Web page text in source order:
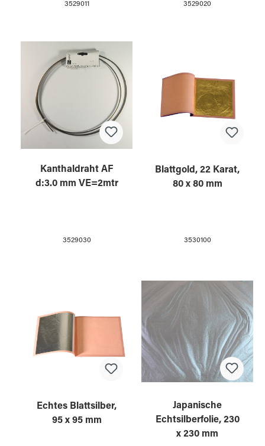
3529011 3529020
Kanthaldraht AF
d:3.0 mm VE=2mtr
3529030
Blattgold, 22 Karat,
80 x 80 mm
3530100
Echtes Blattsilber,
95 x 95 mm
Japanische
Echtsilberfolie, 230
x 230 mm